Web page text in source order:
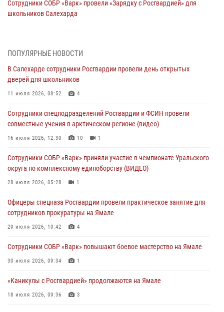
Сотрудники СОБР «Варк» провели «Зарядку с Росгвардией» для
школьников Салехарда
на Урал
06 августа 2026, 12:14 3
На Ямале подведены итоги деятельности лицензионно-
05 августа 2026, 11:50
Росгвардия обеспечила общественный порядок в период
03 августа 2026, 07:21 2
Генерал-полковник Юрий Аверин выступил на Всероссийском
03 августа 2026, 06:54 2
Директор Росгвардии Герой России генерал армии Виктор Золотов
праздником
01 августа 2026, 11:28
ПОПУЛЯРНЫЕ НОВОСТИ
В Салехарде сотрудники Росгвардии провели день открытых
дверей для школьников
11 июля 2026, 08:52 4
Сотрудники спецподразделений Росгвардии и ФСИН провели
совместные учения в арктическом регионе (видео)
16 июля 2026, 12:30 10 1
Сотрудники СОБР «Варк» приняли участие в чемпионате Уральского
округа по комплексному единоборству (ВИДЕО)
28 июля 2026, 05:28 1
Офицеры спецназа Росгвардии провели практическое занятие для
сотрудников прокуратуры на Ямале
29 июля 2026, 10:42 4
Сотрудники СОБР «Варк» повышают боевое мастерство на Ямале
30 июля 2026, 09:34 1
«Каникулы с Росгвардией» продолжаются на Ямале
18 июля 2026, 09:36 3